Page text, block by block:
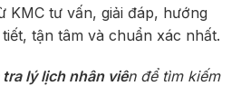
KMC tư vấn, giải đáp, hướng
tận tâm và chuẩn xác nhất.
tra lý lịch nhân viên để tìm kiếm